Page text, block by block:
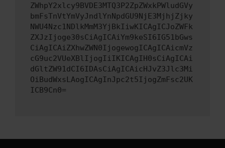
ZWhpY2xlcy9BVDE3MTQ3P2ZpZWxkPWludGVy
bmFsTnVtYmVyJndlYnNpdGU9NjE3MjhjZjky
NWU4Nzc1NDlkMmM3YjBkIiwKICAgICJoZWFk
ZXJzIjoge30sCiAgICAiYm9keSI6IG51bGws
CiAgICAiZXhwZWN0IjogewogICAgICAicmVz
cG9uc2VUeXBlIjogIiIKICAgIH0sCiAgICAi
dGltZW91dCI6IDAsCiAgICAicHJvZ3Jlc3Mi
OiBudWxsLAogICAgInJpc2t5IjogZmFsc2UK
ICB9Cn0=